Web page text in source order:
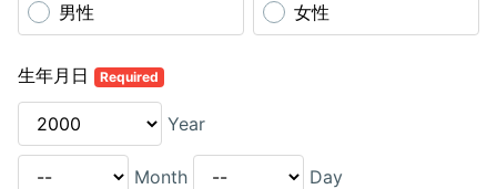
男性 女性
生年月日 Required
Year
Month Day